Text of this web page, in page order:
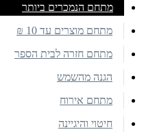
מתחם הנמכרים ביותר
מתחם מוצרים עד 10 ₪
מתחם חזרה לבית הספר
הגנה מהשמש
מתחם אירוח
חיטוי והיגיינה